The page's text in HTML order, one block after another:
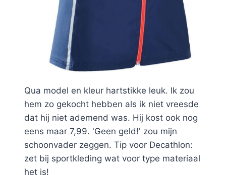
Qua model en kleur hartstikke leuk. Ik zou
hem zo gekocht hebben als ik niet vreesde
dat hij niet ademend was. Hij kost ook nog
eens maar 7,99. 'Geen geld!' zou mijn
schoonvader zeggen. Tip voor Decathlon:
zet bij sportkleding wat voor type materiaal
het is!